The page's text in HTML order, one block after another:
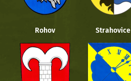
Rohov Strahovice